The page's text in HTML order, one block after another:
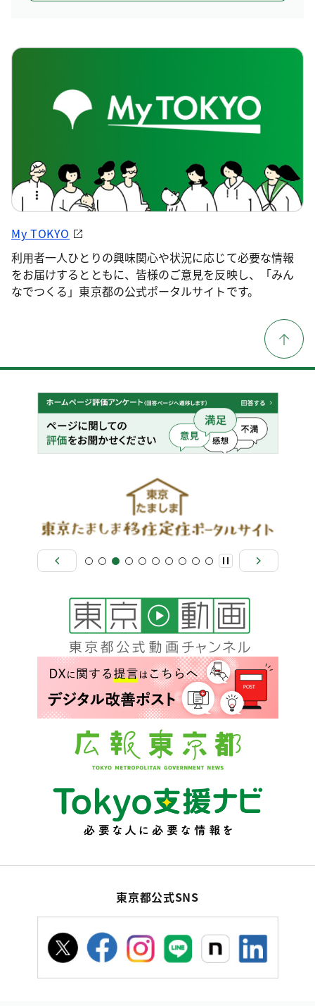
My TOKYO
利用者一人ひとりの興味関心や状況に応じて必要な情報
をお届けするとともに、皆様のご意見を反映し、「みん
なでつくる」東京都の公式ポータルサイトです。
東京都公式SNS